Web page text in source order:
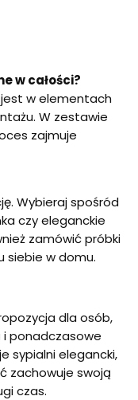
w całości?
w elementach
W zestawie
zajmuje
Wybieraj spośród
czy eleganckie
zamówić próbki
siebie w domu.
dla osób,
ponadczasowe
sypialni elegancki,
zachowuje swoją
czas.